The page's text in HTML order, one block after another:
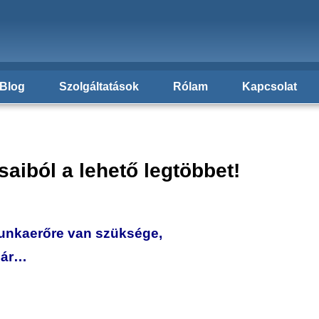
Blog Szolgáltatások Rólam Kapcsolat
a lehető legtöbbet!
van szüksége,